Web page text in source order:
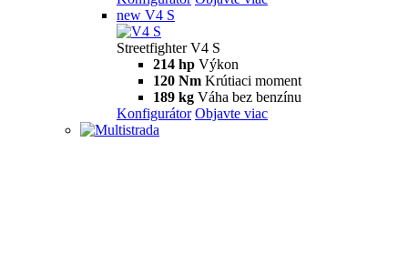
new V4 S
Streetfighter V4 S
214 hp Výkon
120 Nm Krútiaci moment
189 kg Váha bez benzínu
Konfigurátor Objavte viac